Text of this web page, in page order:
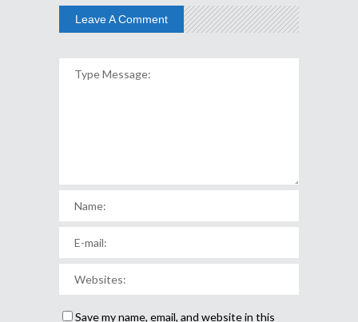
Leave A Comment
Save my name, email, and website in this